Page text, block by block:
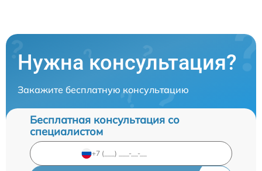
Нужна консультация?
Закажите бесплатную консультацию
Бесплатная консультация со
специалистом